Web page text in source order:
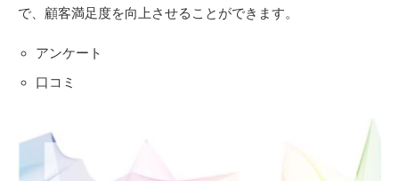
で、顧客満足度を向上させることができます。
アンケート
口コミ